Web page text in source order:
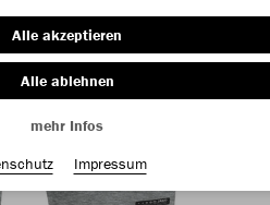
Alle akzeptieren
Alle ablehnen
mehr Infos
Impressum